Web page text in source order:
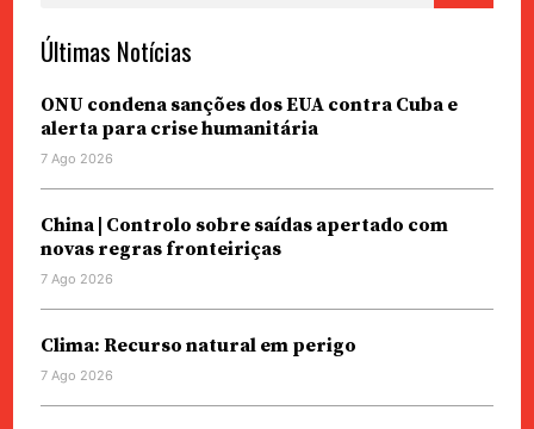
Últimas Notícias
ONU condena sanções dos EUA contra Cuba e
alerta para crise humanitária
7 Ago 2026
China | Controlo sobre saídas apertado com
novas regras fronteiriças
7 Ago 2026
Clima: Recurso natural em perigo
7 Ago 2026